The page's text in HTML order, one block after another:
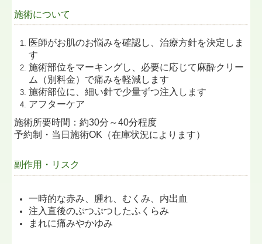
施術について
医師がお肌のお悩みを確認し、治療方針を決定しま
す
施術部位をマーキングし、必要に応じて麻酔クリー
ム（別料金）で痛みを軽減します
施術部位に、細い針で少量ずつ注入します
アフターケア
施術所要時間：約30分～40分程度
予約制・当日施術OK（在庫状況によります）
副作用・リスク
一時的な赤み、腫れ、むくみ、内出血
注入直後のぷつぷつしたふくらみ
まれに痛みやかゆみ